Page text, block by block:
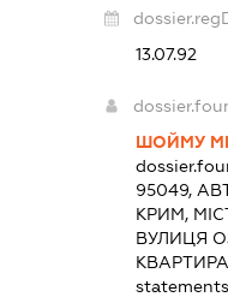
13.07.92
ШОЙМУ
95049,
КРИМ,
ВУЛИЦЯ